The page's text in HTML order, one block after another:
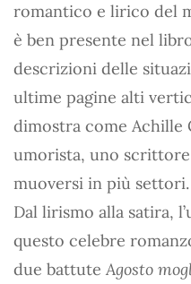
romantico e lirico del
è ben presente nel
descrizioni delle
ultime pagine alti
dimostra come Achille
umorista, uno
muoversi in più settori.
Dal lirismo alla satira,
questo celebre
due battute Agosto